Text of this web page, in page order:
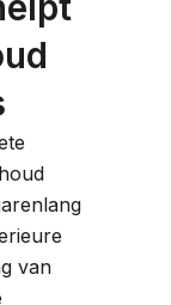
van